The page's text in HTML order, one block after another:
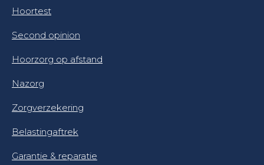
Hoortest
Second opinion
Hoorzorg op afstand
Nazorg
Zorgverzekering
Belastingaftrek
Garantie & reparatie